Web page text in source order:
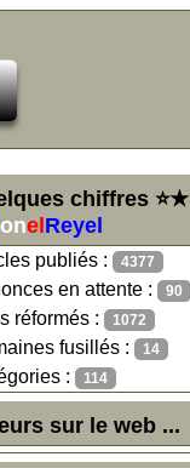
chiffres ⭐★
onel Reyel
publiés : 4377
en attente : 90
réformés : 1072
fusillés : 14
: 114
sur le web ...